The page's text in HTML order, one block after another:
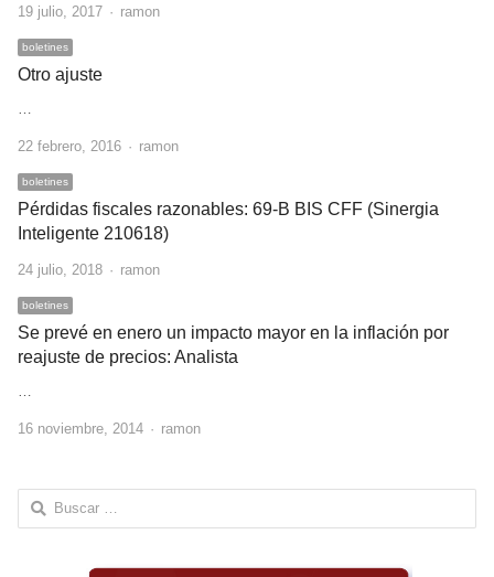
19 julio, 2017 Author
ramon
boletines
Otro ajuste
22 febrero, 2016 Author
ramon
boletines
Pérdidas fiscales razonables: 69-B BIS CFF (Sinergia
Inteligente 210618)
24 julio, 2018 Author
ramon
boletines
Se prevé en enero un impacto mayor en la inflación por
reajuste de precios: Analista
16 noviembre, 2014 Author
ramon
Buscar: